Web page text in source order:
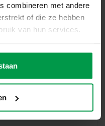
combineren met andere
of die ze hebben
van hun services.
en laat je
creaties te
handen wordt de fijne
oranje, paars, rood,
erg belangrijk.